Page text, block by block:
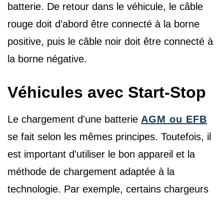
batterie. De retour dans le véhicule, le câble
rouge doit d'abord être connecté à la borne
positive, puis le câble noir doit être connecté à
la borne négative.
Véhicules avec Start-Stop
Le chargement d'une batterie AGM ou EFB
se fait selon les mêmes principes. Toutefois, il
est important d'utiliser le bon appareil et la
méthode de chargement adaptée à la
technologie. Par exemple, certains chargeurs